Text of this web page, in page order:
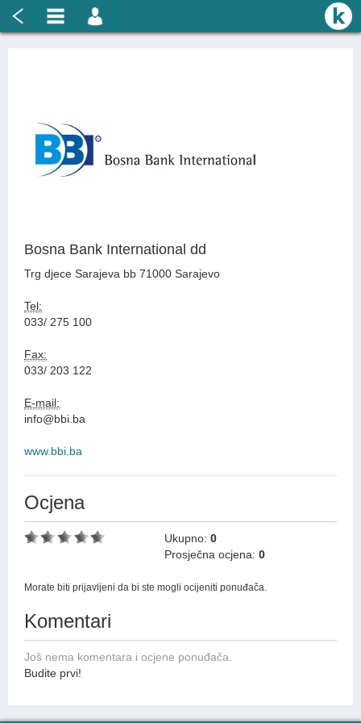
Bosna Bank International dd
Trg djece Sarajeva bb 71000 Sarajevo
Tel:
033/ 275 100
Fax:
033/ 203 122
E-mail:
info@bbi.ba
www.bbi.ba
Ocjena
Ukupno:0
Prosječna ocjena:0
Morate biti prijavljeni da bi ste mogli ocijeniti ponuđača.
Komentari
Još nema komentara i ocjene ponuđača.
Budite prvi!